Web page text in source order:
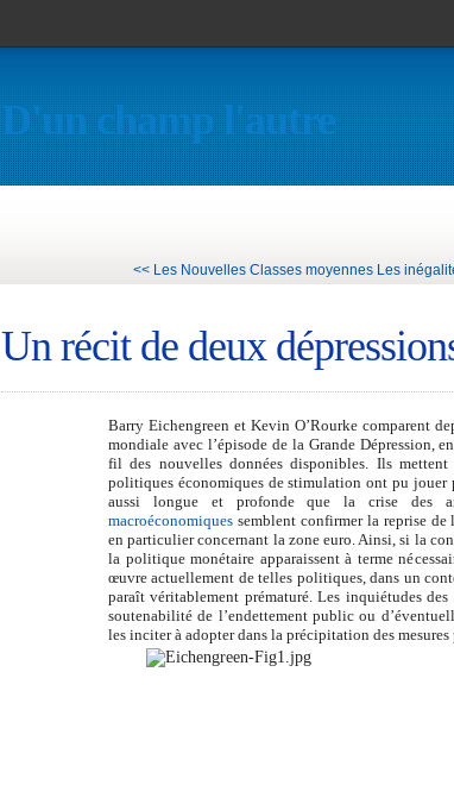
D'un champ l'autre
<< Les Nouvelles Classes moyennes Les
Un récit de deux
Barry Eichengreen et Kevin O’Rourke comparent
mondiale avec l’épisode de la Grande Dépression,
fil des nouvelles données disponibles. Ils
politiques économiques de stimulation ont pu jouer
aussi longue et profonde que la crise des
macroéconomiques semblent confirmer la reprise
en particulier concernant la zone euro. Ainsi, si la
la politique monétaire apparaissent à terme
œuvre actuellement de telles politiques, dans un
paraît véritablement prématuré. Les inquiétudes
soutenabilité de l’endettement public ou
les inciter à adopter dans la précipitation des